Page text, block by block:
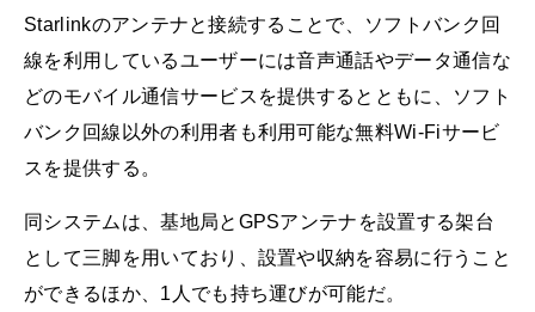
Starlinkのアンテナと接続することで、ソフトバンク回
線を利用しているユーザーには音声通話やデータ通信な
どのモバイル通信サービスを提供するとともに、ソフト
バンク回線以外の利用者も利用可能な無料Wi-Fiサービ
スを提供する。
同システムは、基地局とGPSアンテナを設置する架台
として三脚を用いており、設置や収納を容易に行うこと
ができるほか、1人でも持ち運びが可能だ。